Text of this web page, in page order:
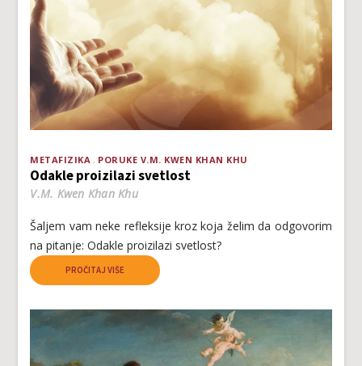
METAFIZIKA PORUKE V.M. KWEN KHAN KHU
Odakle proizilazi svetlost
V.M. Kwen Khan Khu
Šaljem vam neke refleksije kroz koja želim da odgovorim
na pitanje: Odakle proizilazi svetlost?
PROČITAJ VIŠE